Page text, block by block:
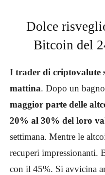
Dolce
Bitcoin del
I trader di criptovalute
mattina. Dopo un
maggior parte delle
20% al 30% del loro
settimana. Mentre le
recuperi impressionanti.
con il 45%. Si avvicina